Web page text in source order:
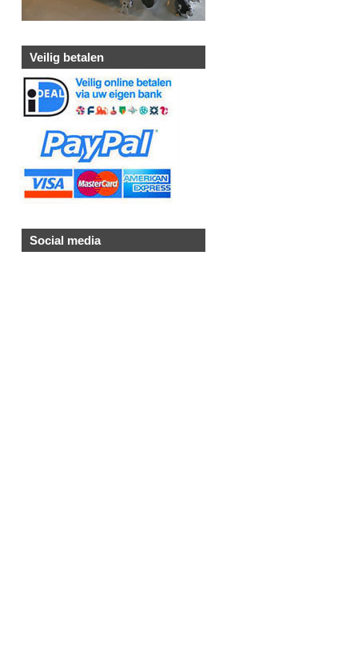
Veilig betalen
Social media